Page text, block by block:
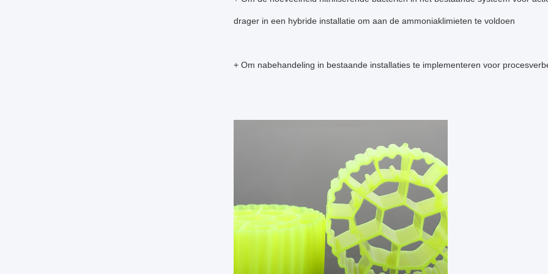
drager in een hybride installatie om aan de ammoniaklimieten te voldoen
+ Om nabehandeling in bestaande installaties te implementeren voor